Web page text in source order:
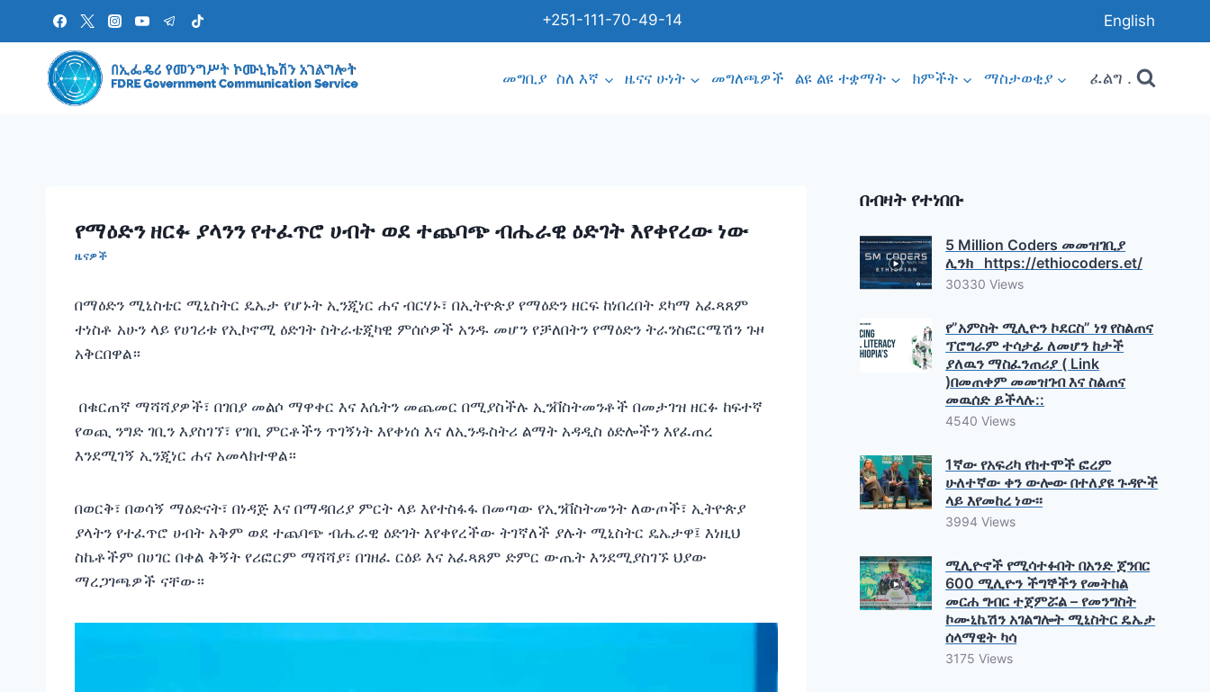
content
+251-111-70-49-14 English
መግቢያ ስለ እኛ ዜናና ሁነት መግለጫዎች ልዩ ልዩ ተቋማት ክምችት ማስታወቂያ ፈልግ .
የማዕድን ዘርፉ ያላንን የተፈጥሮ ሀብት ወደ ተጨባጭ ብሔራዊ ዕድገት እየቀየረው ነው
ዜናዎች
በማዕድን ሚኒስቴር ሚኒስትር ዴኤታ የሆኑት ኢንጂነር ሐና ብርሃኑ፣ በኢትዮጵያ የማዕድን ዘርፍ ከነበረበት ደካማ አፈጻጸም
ተነስቶ አሁን ላይ የሀገሪቱ የኢኮኖሚ ዕድገት ስትራቴጂካዊ ምሰሶዎች አንዱ መሆን የቻለበትን የማዕድን ትራንስፎርሜሽን ጉዞ
አቅርበዋል።
‎ በቁርጠኛ ማሻሻያዎች፣ በገበያ መልሶ ማዋቀር እና እሴትን መጨመር በሚያስችሉ ኢንቨስትመንቶች በመታገዝ ዘርፉ ከፍተኛ
የወጪ ንግድ ገቢን እያስገኘ፣ የገቢ ምርቶችን ጥገኝነት እየቀነሰ እና ለኢንዱስትሪ ልማት አዳዲስ ዕድሎችን እየፈጠረ
እንደሚገኝ ኢንጂነር ሐና አመላክተዋል።
‎‎በወርቅ፣ በወሳኝ ማዕድናት፣ በነዳጅ እና በማዳበሪያ ምርት ላይ እየተስፋፋ በመጣው የኢንቨስትመንት ለውጦች፣ ኢትዮጵያ
ያላትን የተፈጥሮ ሀብት አቅም ወደ ተጨባጭ ብሔራዊ ዕድገት እየቀየረችው ትገኛለች ያሉት ሚኒስትር ዴኤታዋ፤ እነዚህ
ስኬቶችም በሀገር በቀል ቅኝት የሪፎርም ማሻሻያ፣ በገዘፈ ርዕይ እና አፈጻጸም ድምር ውጤት እንደሚያስገኙ ህያው
ማረጋገጫዎች ናቸው።
በብዛት የተነበቡ
5 Million Coders መመዝገቢያ
ሊንክ https://ethiocoders.et/
30330 Views
የ”አምስት ሚሊዮን ኮደርስ” ነፃ የስልጠና
ፕሮግራም ተሳታፊ ለመሆን ከታች
ያለዉን ማስፈንጠሪያ ( Link
)በመጠቀም መመዝገብ እና ስልጠና
መዉሰድ ይችላሉ::
4540 Views
1ኛው የአፍሪካ የከተሞች ፎረም
ሁለተኛው ቀን ውሎው በተለያዩ ጉዳዮች
ላይ እየመከረ ነው፡፡
3994 Views
ሚሊዮኖች የሚሳተፉበት በአንድ ጀንበር
600 ሚሊዮን ችግኞችን የመትከል
መርሐ ግብር ተጀምሯል – የመንግስት
ኮሙኒኬሽን አገልግሎት ሚኒስትር ዴኤታ
ሰላማዊት ካሳ
3175 Views